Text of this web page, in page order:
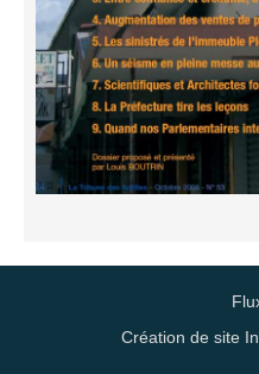
Création de site